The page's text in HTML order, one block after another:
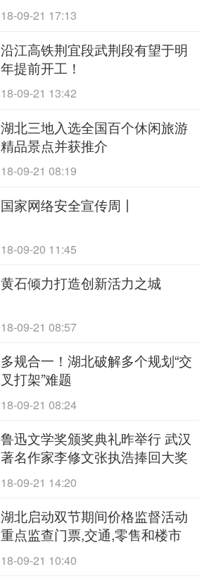
18-09-21 17:13
沿江高铁荆宜段武荆段有望于明
年提前开工！
18-09-21 13:42
湖北三地入选全国百个休闲旅游
精品景点并获推介
18-09-21 08:19
国家网络安全宣传周丨
18-09-20 11:45
黄石倾力打造创新活力之城
18-09-21 08:57
多规合一！湖北破解多个规划“交
叉打架”难题
18-09-21 08:24
鲁迅文学奖颁奖典礼昨举行 武汉
著名作家李修文张执浩捧回大奖
18-09-21 14:20
湖北启动双节期间价格监督活动
重点监查门票,交通,零售和楼市
18-09-21 10:40